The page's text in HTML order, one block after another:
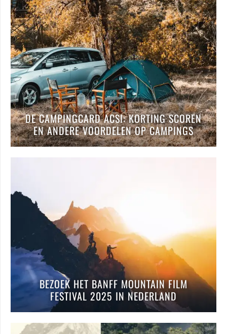
DE CAMPINGCARD ACSI: KORTING SCOREN
EN ANDERE VOORDELEN OP CAMPINGS
BEZOEK HET BANFF MOUNTAIN FILM
FESTIVAL 2025 IN NEDERLAND